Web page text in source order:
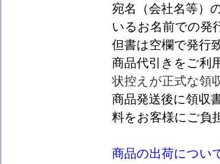
宛名（会社名等）
いるお名前での発
但書は空欄で発行
商品代引きをご利
状控えが正式な領
商品発送後に領収
料をお客様にご負
商品の出荷につい